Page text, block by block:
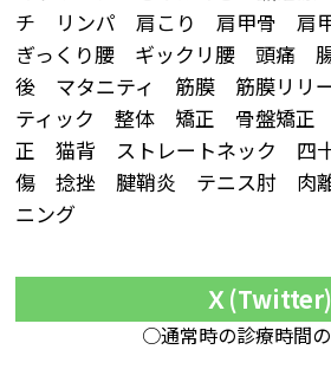
チ リンパ 肩こり 肩甲骨 肩
ぎっくり腰 ギックリ腰 頭痛
後 マタニティ 筋膜 筋膜リリ
ティック 整体 矯正 骨盤矯正
正 猫背 ストレートネック 四
傷 捻挫 腱鞘炎 テニス肘 肉
ニング
Ｘ(Twitter)
○通常時の診療時間